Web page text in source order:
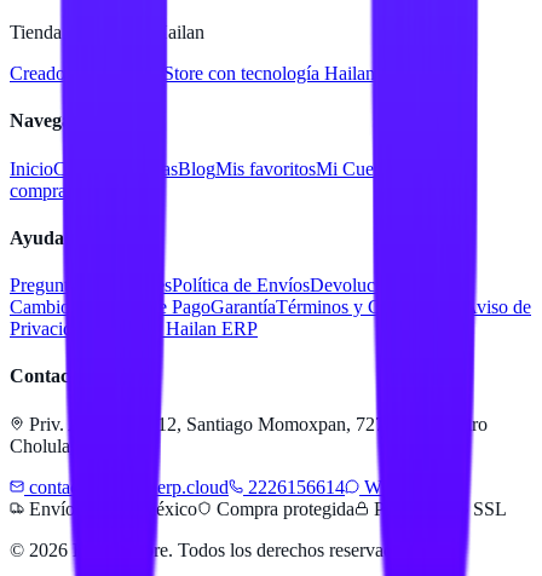
Tienda en línea de Hailan
Creado para
Hailan Store con tecnología Hailan ERP
Navegación
InicioCatálogo MarcasBlogMis favoritosMi Cuenta
compra
Ayuda
Preguntas FrecuentesPolítica de EnvíosDevoluciones y
Cambios
Métodos de PagoGarantíaTérminos y Condiciones
Aviso de
Privacidad
Servicios Hailan ERP
Contacto
Priv. Alejandra 512, Santiago Momoxpan, 72775 San Pedro
Cholula, Pue.
contacto@hailanerp.cloud
2226156614
WhatsApp
Envíos a todo México
Compra protegida
Pago seguro SSL
© 2026 Hailan Store. Todos los derechos reservados.